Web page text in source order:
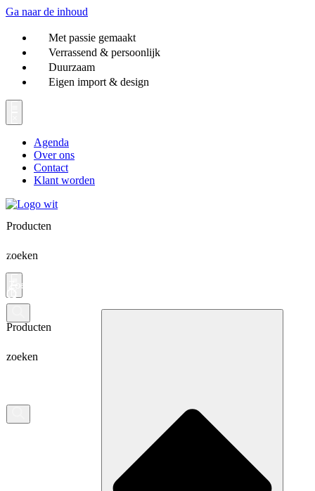
Ga naar de inhoud
Met passie gemaakt
Verrassend & persoonlijk
Duurzaam
Eigen import & design
Agenda
Over ons
Contact
Klant worden
Producten
zoeken
Producten
zoeken